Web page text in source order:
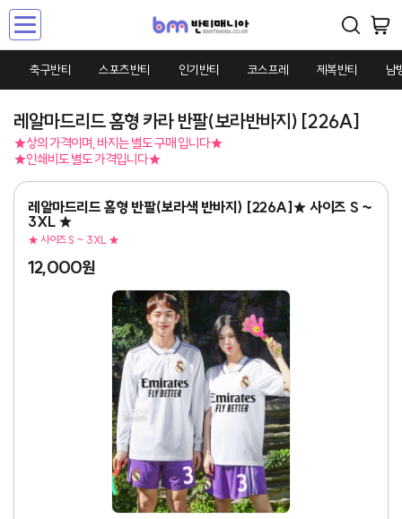
Toggle
navigation
축구반티 스포츠반티 인기반티 코스프레 제복반티 남
레알마드리드 홈형 카라 반팔(보라반바지) [226A]
★상의 가격이며, 바지는 별도 구매 입니다★
★인쇄비도 별도 가격입니다★
레알마드리드 홈형 반팔(보라색 반바지) [226A]★ 사이즈 S ~
3XL ★
★ 사이즈 S ~ 3XL ★
12,000원